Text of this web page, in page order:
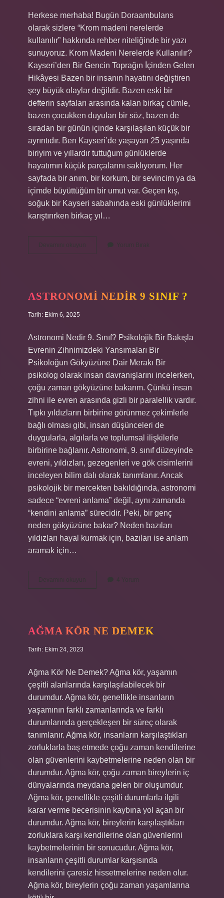
Herkese merhaba! Bugün Doraambulans
olarak sizlere “Krom madeni nerelerde
kullanılır” hakkında rehber niteliğinde bir yazı
sunuyoruz. Krom Madeni Nerelerde Kullanılır?
Kayseri’den Bir Gencin Toprağın İçinden Gelen
Hikâyesi Bazen bir insanın hayatını değiştiren
şey büyük olaylar değildir. Bazen eski bir
defterin sayfaları arasında kalan birkaç cümle,
bazen çocukken duyulan bir söz, bazen de
sıradan bir günün içinde karşılaşılan küçük bir
ayrıntıdır. Ben Kayseri’de yaşayan 25 yaşında
biriyim ve yıllardır tuttuğum günlüklerde
hayatımın küçük parçalarını saklıyorum. Her
sayfada bir anım, bir korkum, bir sevincim ya da
içimde büyüttüğüm bir umut var. Geçen kış,
soğuk bir Kayseri sabahında eski günlüklerimi
karıştırırken birkaç yıl…
Devamını okuyun
madeni
Yorum Bırak
ASTRONOMI NEDIR 9 SINIF ?
Tarih: Ekim 6, 2025
Astronomi Nedir 9. Sınıf? Psikolojik Bir Bakışla
Evrenin Zihnimizdeki Yansımaları Bir
Psikoloğun Gökyüzüne Dair Merakı Bir
psikolog olarak insan davranışlarını incelerken,
çoğu zaman gökyüzüne bakarım. Çünkü insan
zihni ile evren arasında gizli bir paralellik vardır.
Tıpkı yıldızların birbirine görünmez çekimlerle
bağlı olması gibi, insan düşünceleri de
duygularla, algılarla ve toplumsal ilişkilerle
birbirine bağlanır. Astronomi, 9. sınıf düzeyinde
evreni, yıldızları, gezegenleri ve gök cisimlerini
inceleyen bilim dalı olarak tanımlanır. Ancak
psikolojik bir mercekten bakıldığında, astronomi
sadece “evreni anlama” değil, aynı zamanda
“kendini anlama” sürecidir. Peki, bir genç
neden gökyüzüne bakar? Neden bazıları
yıldızları hayal kurmak için, bazıları ise anlam
aramak için…
Astronomi
4 Yorum
AĞMA KÖR NE DEMEK
Tarih: Ekim 24, 2023
Ağma Kör Ne Demek? Ağma kör, yaşamın
çeşitli alanlarında karşılaşılabilecek bir
durumdur. Ağma kör, genellikle insanların
yaşamının farklı zamanlarında ve farklı
durumlarında gerçekleşen bir süreç olarak
tanımlanır. Ağma kör, insanların karşılaştıkları
zorluklarla baş etmede çoğu zaman kendilerine
olan güvenlerini kaybetmelerine neden olan bir
durumdur. Ağma kör, çoğu zaman bireylerin iç
dünyalarında meydana gelen bir oluşumdur.
Ağma kör, genellikle çeşitli durumlarla ilgili
karar verme becerisinin kaybına yol açan bir
durumdur. Ağma kör, bireylerin karşılaştıkları
zorluklara karşı kendilerine olan güvenlerini
kaybetmelerinin bir sonucudur. Ağma kör,
insanların çeşitli durumlar karşısında
kendilerini çaresiz hissetmelerine neden olur.
Ağma kör, bireylerin çoğu zaman yaşamlarına